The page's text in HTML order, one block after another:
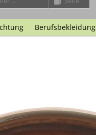
Berufsbekleidung